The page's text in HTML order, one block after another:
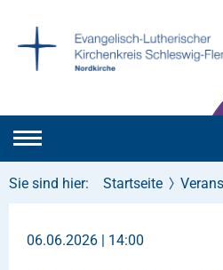
Sie sind hier: Startseite
06.06.2026 | 14:00